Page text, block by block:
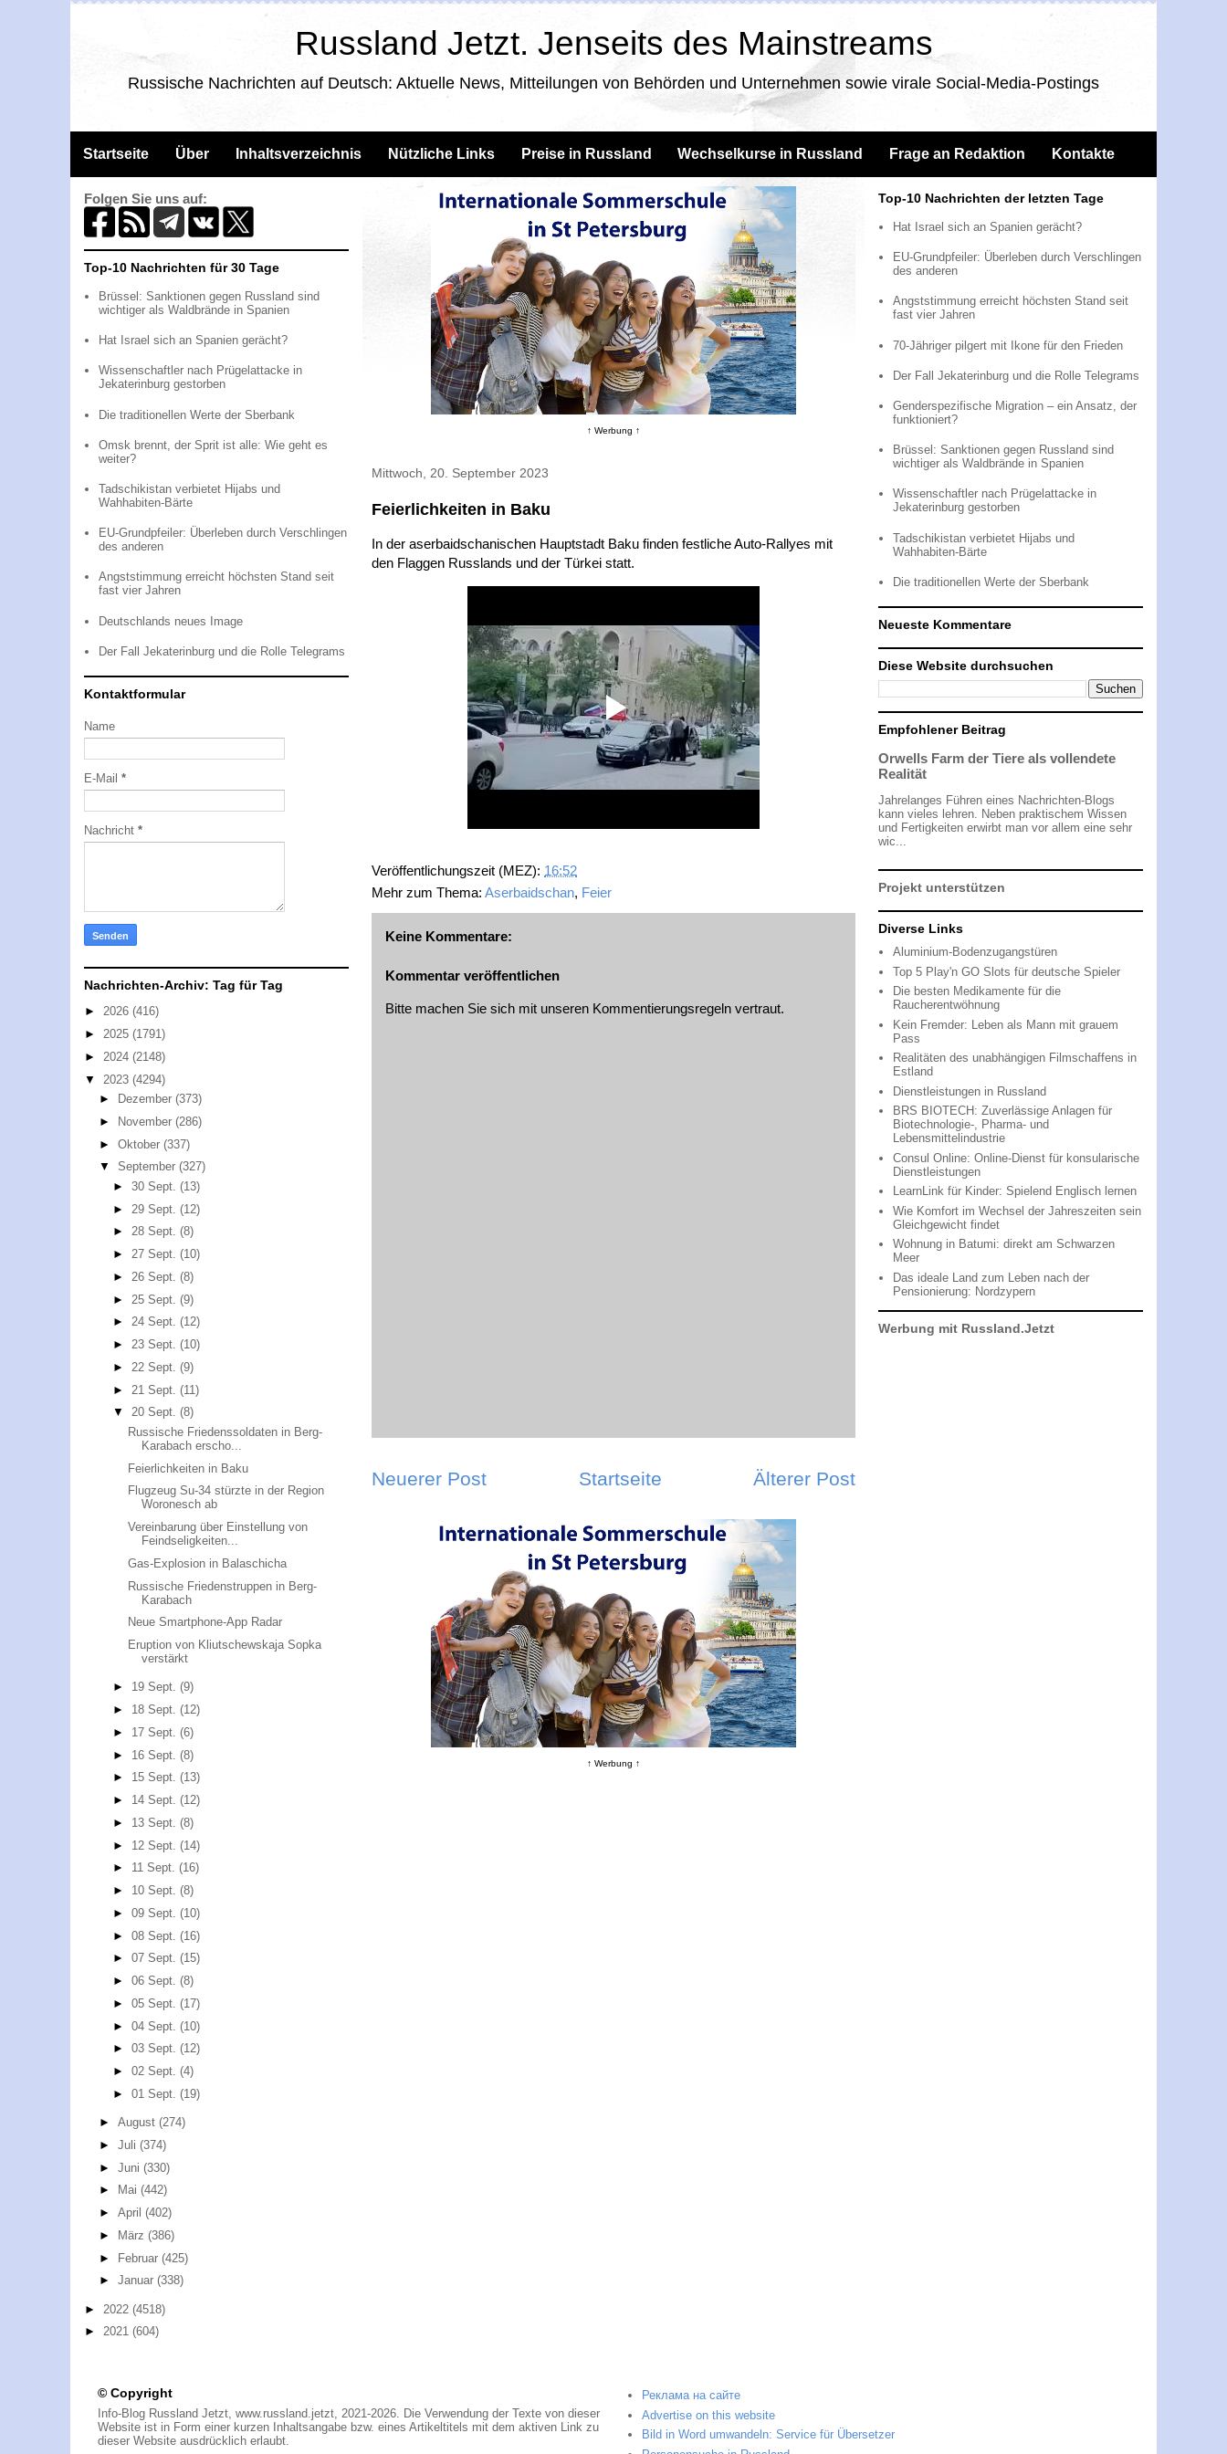
Russland Jetzt. Jenseits des Mainstreams
Russische Nachrichten auf Deutsch: Aktuelle News, Mitteilungen von Behörden und Unternehmen sowie virale Social-Media-Postings
Startseite Über Inhaltsverzeichnis Nützliche Links Preise in Russland Wechselkurse in Russland Frage an Redaktion Kontakte
↑ Werbung ↑
Mittwoch, 20. September 2023
Feierlichkeiten in Baku
In der aserbaidschanischen Hauptstadt Baku finden festliche Auto-Rallyes mit
den Flaggen Russlands und der Türkei statt.
Veröffentlichungszeit (MEZ): 16:52
Mehr zum Thema: Aserbaidschan, Feier
Keine Kommentare:
Kommentar veröffentlichen
Bitte machen Sie sich mit unseren Kommentierungsregeln vertraut.
Neuerer Post Älterer Post
Startseite
↑ Werbung ↑
Folgen Sie uns auf:
Top-10 Nachrichten für 30 Tage
Brüssel: Sanktionen gegen Russland sind
wichtiger als Waldbrände in Spanien
Hat Israel sich an Spanien gerächt?
Wissenschaftler nach Prügelattacke in
Jekaterinburg gestorben
Die traditionellen Werte der Sberbank
Omsk brennt, der Sprit ist alle: Wie geht es
weiter?
Tadschikistan verbietet Hijabs und
Wahhabiten-Bärte
EU-Grundpfeiler: Überleben durch Verschlingen
des anderen
Angststimmung erreicht höchsten Stand seit
fast vier Jahren
Deutschlands neues Image
Der Fall Jekaterinburg und die Rolle Telegrams
Kontaktformular
Name
E-Mail *
Nachricht *
Nachrichten-Archiv: Tag für Tag
► 2026 (416)
► 2025 (1791)
► 2024 (2148)
▼ 2023 (4294)
►
Dezember (373)
►
November (286)
► Oktober (337)
▼ September (327)
►30 Sept.(13)
► 29 Sept.(12)
►28 Sept.(8)
►27 Sept.(10)
► 26 Sept.(8)
► 25 Sept.(9)
►24 Sept.(12)
►23 Sept.(10)
► 22 Sept.(9)
► 21 Sept.(11)
▼20 Sept.(8)
Russische Friedenssoldaten in Berg-
Karabach erscho...
Feierlichkeiten in Baku
Flugzeug Su-34 stürzte in der Region
Woronesch ab
Vereinbarung über Einstellung von
Feindseligkeiten...
Gas-Explosion in Balaschicha
Russische Friedenstruppen in Berg-
Karabach
Neue Smartphone-App Radar
Eruption von Kliutschewskaja Sopka
verstärkt
► 19 Sept.(9)
► 18 Sept.(12)
► 17 Sept.(6)
► 16 Sept.(8)
► 15 Sept.(13)
► 14 Sept.(12)
► 13 Sept.(8)
► 12 Sept.(14)
► 11 Sept.(16)
► 10 Sept.(8)
►09 Sept.(10)
►08 Sept.(16)
►07 Sept.(15)
►06 Sept.(8)
►05 Sept.(17)
►04 Sept.(10)
►03 Sept.(12)
►02 Sept.(4)
►01 Sept.(19)
► August (274)
► Juli (374)
► Juni (330)
►
Mai (442)
► April (402)
►
März (386)
► Februar (425)
► Januar (338)
► 2022 (4518)
► 2021 (604)
Top-10 Nachrichten der letzten Tage
Hat Israel sich an Spanien gerächt?
EU-Grundpfeiler: Überleben durch Verschlingen
des anderen
Angststimmung erreicht höchsten Stand seit
fast vier Jahren
70-Jähriger pilgert mit Ikone für den Frieden
Der Fall Jekaterinburg und die Rolle Telegrams
Genderspezifische Migration – ein Ansatz, der
funktioniert?
Brüssel: Sanktionen gegen Russland sind
wichtiger als Waldbrände in Spanien
Wissenschaftler nach Prügelattacke in
Jekaterinburg gestorben
Tadschikistan verbietet Hijabs und
Wahhabiten-Bärte
Die traditionellen Werte der Sberbank
Neueste Kommentare
Diese Website durchsuchen
Empfohlener Beitrag
Orwells Farm der Tiere als vollendete
Realität
Jahrelanges Führen eines Nachrichten-Blogs
kann vieles lehren. Neben praktischem Wissen
und Fertigkeiten erwirbt man vor allem eine sehr
wic...
Projekt unterstützen
Diverse Links
Aluminium-Bodenzugangstüren
Top 5 Play'n GO Slots für deutsche Spieler
Die besten Medikamente für die
Raucherentwöhnung
Kein Fremder: Leben als Mann mit grauem
Pass
Realitäten des unabhängigen Filmschaffens in
Estland
Dienstleistungen in Russland
BRS BIOTECH: Zuverlässige Anlagen für
Biotechnologie-, Pharma- und
Lebensmittelindustrie
Consul Online: Online-Dienst für konsularische
Dienstleistungen
LearnLink für Kinder: Spielend Englisch lernen
Wie Komfort im Wechsel der Jahreszeiten sein
Gleichgewicht findet
Wohnung in Batumi: direkt am Schwarzen
Meer
Das ideale Land zum Leben nach der
Pensionierung: Nordzypern
Werbung mit Russland.Jetzt
© Copyright
Info-Blog Russland Jetzt, www.russland.jetzt, 2021-2026. Die Verwendung der Texte von dieser
Website ist in Form einer kurzen Inhaltsangabe bzw. eines Artikeltitels mit dem aktiven Link zu
dieser Website ausdrücklich erlaubt.
Реклама на сайте
Advertise on this website
Bild in Word umwandeln: Service für Übersetzer